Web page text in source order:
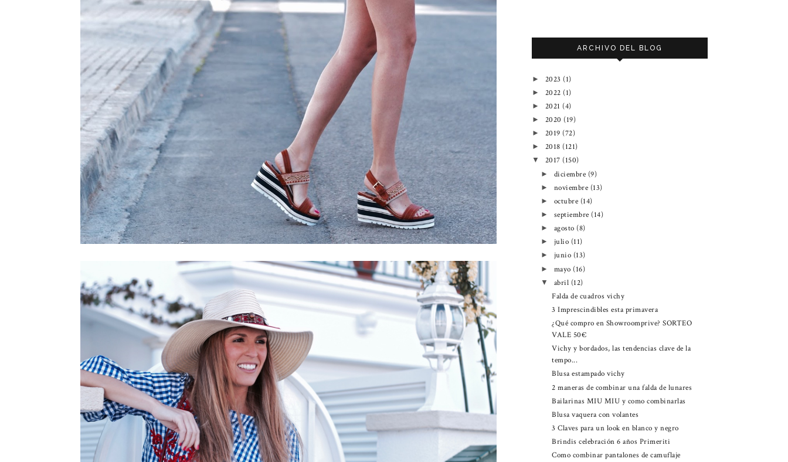
ARCHIVO DEL BLOG
► 2023 (1)
► 2022 (1)
► 2021 (4)
► 2020 (19)
► 2019 (72)
► 2018 (121)
▼ 2017 (150)
► diciembre (9)
► noviembre (13)
► octubre (14)
► septiembre (14)
► agosto (8)
► julio (11)
► junio (13)
► mayo (16)
▼ abril (12)
Falda de cuadros vichy
3 Imprescindibles esta primavera
¿Qué compro en Showroomprive? SORTEO
VALE 50€
Vichy y bordados, las tendencias clave de la
tempo...
Blusa estampado vichy
2 maneras de combinar una falda de lunares
Bailarinas MIU MIU y como combinarlas
Blusa vaquera con volantes
3 Claves para un look en blanco y negro
Brindis celebración 6 años Primeriti
Como combinar pantalones de camuflaje